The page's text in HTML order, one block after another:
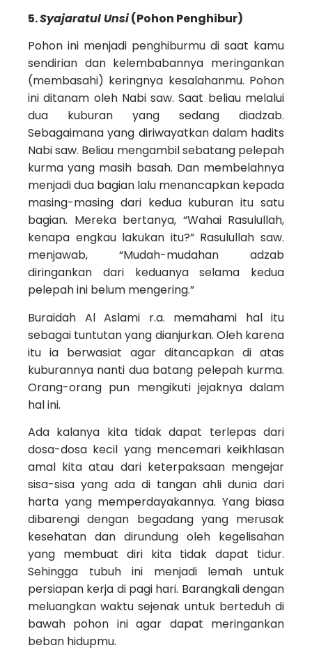
5.Syajaratul Unsi(Pohon Penghibur)
Pohon ini menjadi penghiburmu di saat kamu
sendirian dan kelembabannya meringankan
(membasahi) keringnya kesalahanmu. Pohon
ini ditanam oleh Nabi saw. Saat beliau melalui
dua kuburan yang sedang diadzab.
Sebagaimana yang diriwayatkan dalam hadits
Nabi saw. Beliau mengambil sebatang pelepah
kurma yang masih basah. Dan membelahnya
menjadi dua bagian lalu menancapkan kepada
masing-masing dari kedua kuburan itu satu
bagian. Mereka bertanya, “Wahai Rasulullah,
kenapa engkau lakukan itu?” Rasulullah saw.
menjawab, “Mudah-mudahan adzab
diringankan dari keduanya selama kedua
pelepah ini belum mengering.”
Buraidah Al Aslami r.a. memahami hal itu
sebagai tuntutan yang dianjurkan. Oleh karena
itu ia berwasiat agar ditancapkan di atas
kuburannya nanti dua batang pelepah kurma.
Orang-orang pun mengikuti jejaknya dalam
hal ini.
Ada kalanya kita tidak dapat terlepas dari
dosa-dosa kecil yang mencemari keikhlasan
amal kita atau dari keterpaksaan mengejar
sisa-sisa yang ada di tangan ahli dunia dari
harta yang memperdayakannya. Yang biasa
dibarengi dengan begadang yang merusak
kesehatan dan dirundung oleh kegelisahan
yang membuat diri kita tidak dapat tidur.
Sehingga tubuh ini menjadi lemah untuk
persiapan kerja di pagi hari. Barangkali dengan
meluangkan waktu sejenak untuk berteduh di
bawah pohon ini agar dapat meringankan
beban hidupmu.